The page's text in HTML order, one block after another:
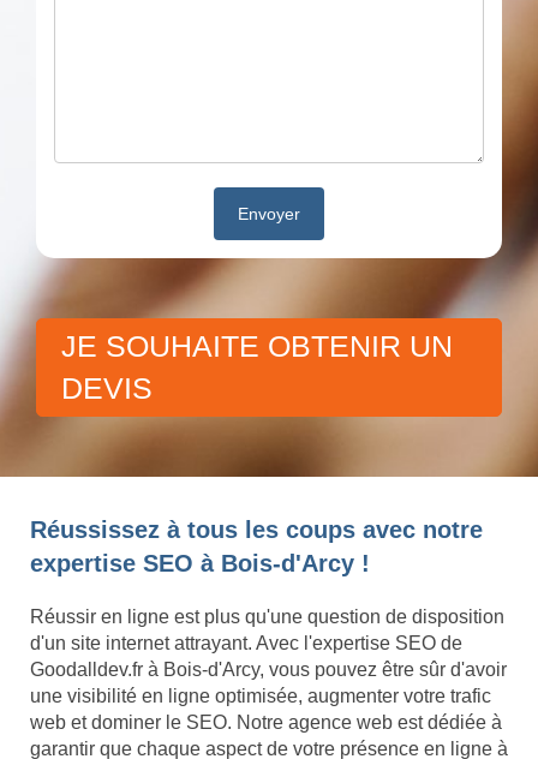
JE SOUHAITE OBTENIR UN
DEVIS
Réussissez à tous les coups avec notre
expertise SEO à Bois-d'Arcy !
Réussir en ligne est plus qu'une question de disposition
d'un site internet attrayant. Avec l'expertise SEO de
Goodalldev.fr à Bois-d'Arcy, vous pouvez être sûr d'avoir
une visibilité en ligne optimisée, augmenter votre trafic
web et dominer le SEO. Notre agence web est dédiée à
garantir que chaque aspect de votre présence en ligne à